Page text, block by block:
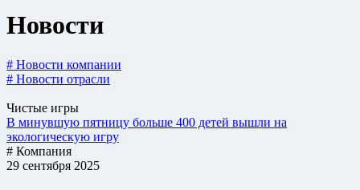
Новости
# Новости компании
# Новости отрасли
Чистые игры
В минувшую пятницу больше 400 детей вышли на
экологическую игру
# Компания
29 сентября 2025